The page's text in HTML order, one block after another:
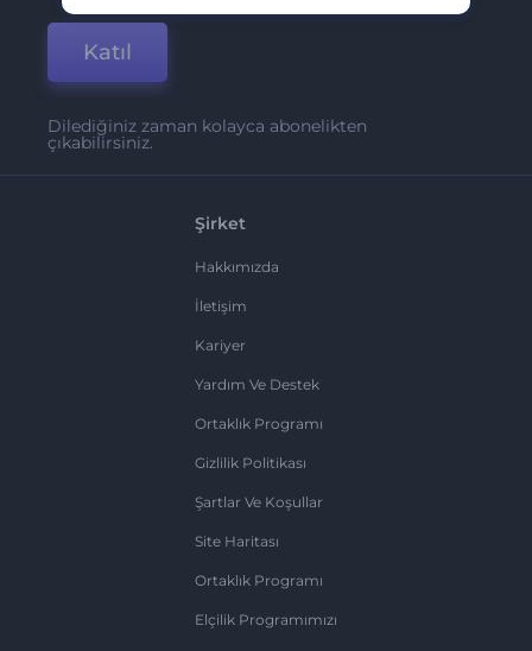
Katıl
Dilediğiniz zaman kolayca abonelikten
çıkabilirsiniz.
Şirket
Hakkımızda
İletişim
Kariyer
Yardım Ve Destek
Ortaklık Programı
Gizlilik Politikası
Şartlar Ve Koşullar
Site Haritası
Ortaklık Programı
Elçilik Programımızı